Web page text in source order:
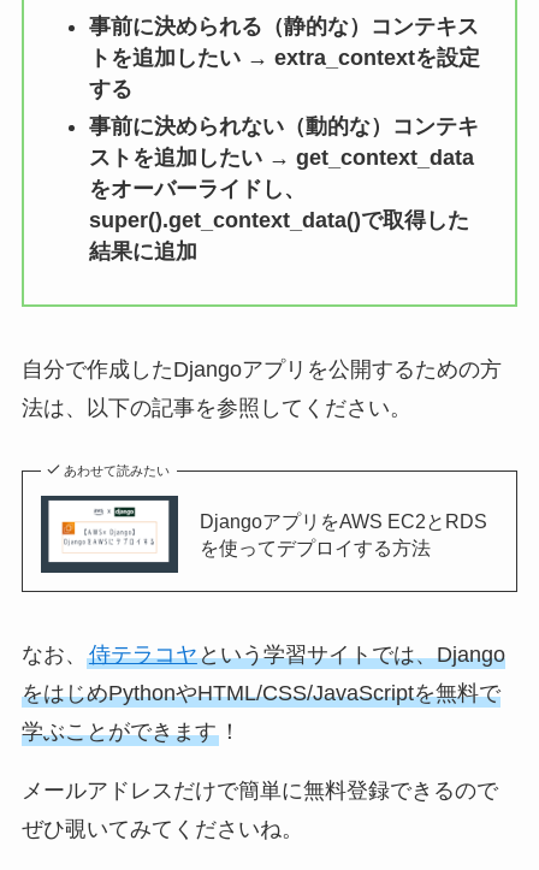
事前に決められる（静的な）コンテキス
トを追加したい → extra_contextを設定
する
事前に決められない（動的な）コンテキ
ストを追加したい → get_context_data
をオーバーライドし、
super().get_context_data()で取得した
結果に追加
自分で作成したDjangoアプリを公開するための方
法は、以下の記事を参照してください。
あわせて読みたい
DjangoアプリをAWS EC2とRDS
を使ってデプロイする方法
なお、 侍テラコヤという学習サイトでは、Django
をはじめPythonやHTML/CSS/JavaScriptを無料で
学ぶことができます！
メールアドレスだけで簡単に無料登録できるので
ぜひ覗いてみてくださいね。